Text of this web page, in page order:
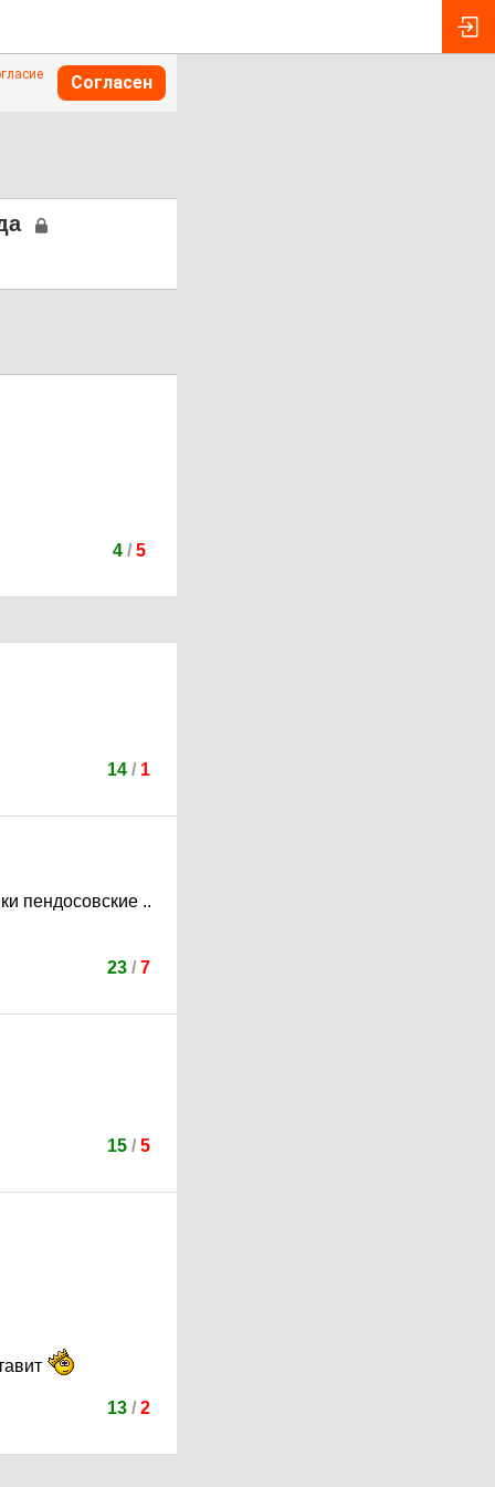
Согласен
4/ 5
14 / 1
пендосовские ..
23 / 7
15 / 5
13 / 2